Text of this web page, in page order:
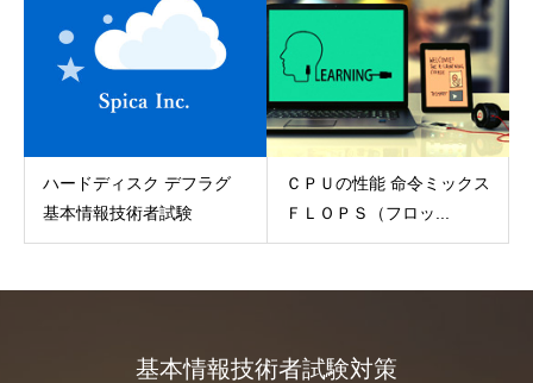
ハードディスク デフラグ
基本情報技術者試験
ＣＰＵの性能 命令ミックス
ＦＬＯＰＳ（フロッ...
基本情報技術者試験対策